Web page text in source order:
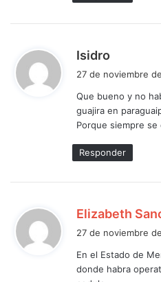
Isidro
e
:
27 de noviembre
Que bueno y no
guajira en
Porque siempre
Responder
Elizabeth
27 de noviembre
En el Estado de
donde habra